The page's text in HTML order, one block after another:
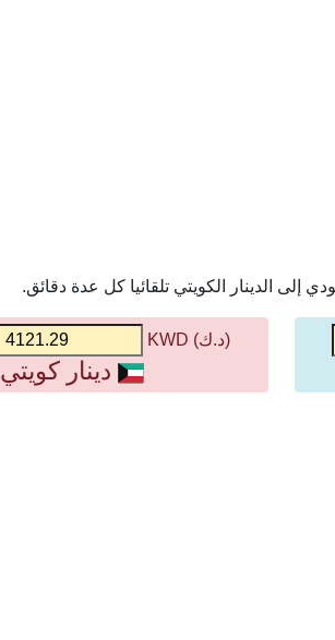
الدينار الكويتي تلقائيا كل عدة دقائق.
(د.ك) KWD
دينار كويتي